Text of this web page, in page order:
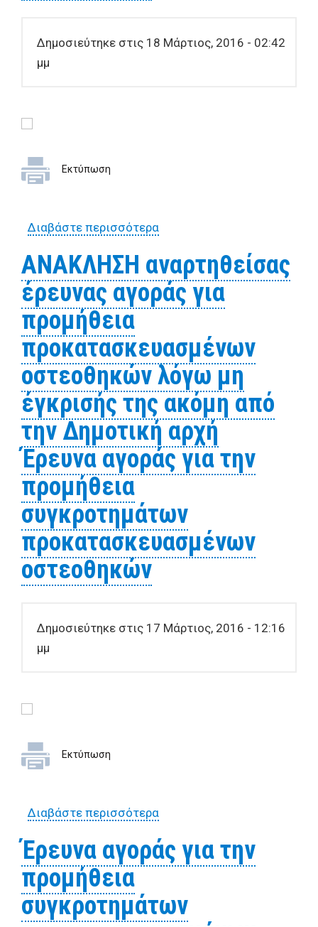
Δημοσιεύτηκε στις 18 Μάρτιος, 2016 - 02:42
μμ
Εκτύπωση
Διαβάστε περισσότεραγια έρευνα αγοράς για την
προκατασκευασμένων
οστεοθηκών
ΑΝΑΚΛΗΣΗ αναρτηθείσας
έρευνας αγοράς για
προμήθεια
προκατασκευασμένων
οστεοθηκών λόγω μη
έγκρισής της ακόμη από
την Δημοτική αρχή
Έρευνα αγοράς για την
προμήθεια
συγκροτημάτων
προκατασκευασμένων
οστεοθηκών
Δημοσιεύτηκε στις 17 Μάρτιος, 2016 - 12:16
μμ
Εκτύπωση
Διαβάστε περισσότεραγια ΑΝΑΚΛΗΣΗ
αγοράς για προμήθεια
έγκρισής της ακόμη από την
Έρευνα αγοράς για την
προμήθεια
συγκροτημάτων